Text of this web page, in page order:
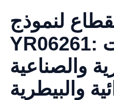
لنموذج
YR06261: التطبيقات
والصناعية
والبيطرية